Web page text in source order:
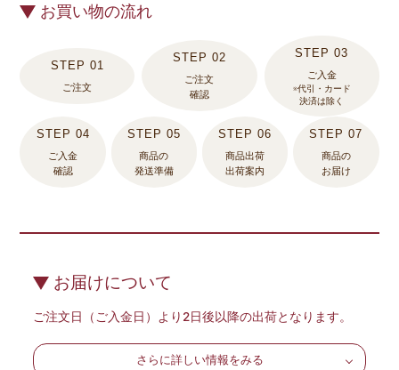
お買い物の流れ
ご注文
ご注文
確認
ご入金
※代引・カード
決済は除く
ご入金
確認
商品の
発送準備
商品出荷
出荷案内
商品の
お届け
お届けについて
ご注文日（ご入金日）より2日後以降の出荷となります。
さらに詳しい情報をみる